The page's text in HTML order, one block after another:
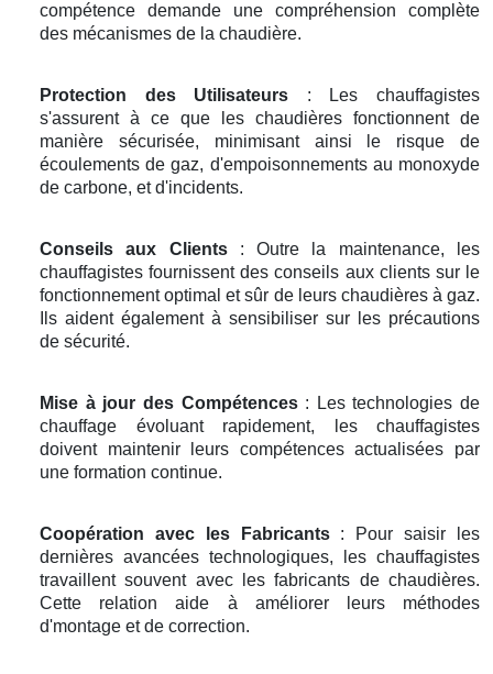
compétence demande une compréhension complète
des mécanismes de la chaudière.
Protection des Utilisateurs : Les chauffagistes
s'assurent à ce que les chaudières fonctionnent de
manière sécurisée, minimisant ainsi le risque de
écoulements de gaz, d'empoisonnements au monoxyde
de carbone, et d'incidents.
Conseils aux Clients: Outre la maintenance, les
chauffagistes fournissent des conseils aux clients sur le
fonctionnement optimal et sûr de leurs chaudières à gaz.
Ils aident également à sensibiliser sur les précautions
de sécurité.
Mise à jour des Compétences: Les technologies de
chauffage évoluant rapidement, les chauffagistes
doivent maintenir leurs compétences actualisées par
une formation continue.
Coopération avec les Fabricants: Pour saisir les
dernières avancées technologiques, les chauffagistes
travaillent souvent avec les fabricants de chaudières.
Cette relation aide à améliorer leurs méthodes
d'montage et de correction.